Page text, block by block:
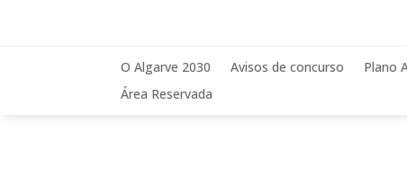
O Algarve 2030 Avisos de concurso Plano
Área Reservada